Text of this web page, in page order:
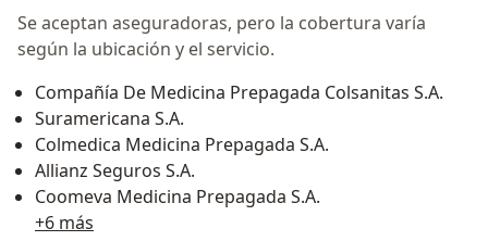
Se aceptan aseguradoras, pero la cobertura varía
según la ubicación y el servicio.
Compañía De Medicina Prepagada Colsanitas S.A.
Suramericana S.A.
Colmedica Medicina Prepagada S.A.
Allianz Seguros S.A.
Coomeva Medicina Prepagada S.A.
+6 más